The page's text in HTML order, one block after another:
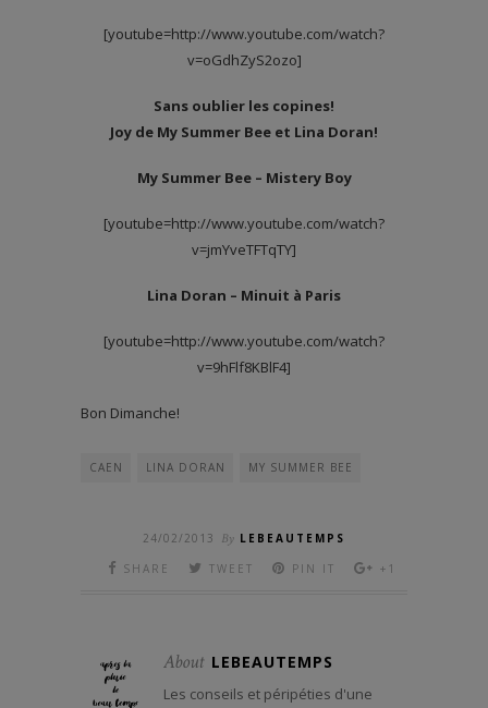
[youtube=http://www.youtube.com/watch?
v=oGdhZyS2ozo]
Sans oublier les copines!
Joy de My Summer Bee et Lina Doran!
My Summer Bee – Mistery Boy
[youtube=http://www.youtube.com/watch?
v=jmYveTFTqTY]
Lina Doran – Minuit à Paris
[youtube=http://www.youtube.com/watch?
v=9hFlf8KBlF4]
Bon Dimanche!
CAEN LINA DORAN MY SUMMER BEE
24/02/2013 By LEBEAUTEMPS
SHARE
TWEET PIN IT +1
About LEBEAUTEMPS
Les conseils et péripéties d'une